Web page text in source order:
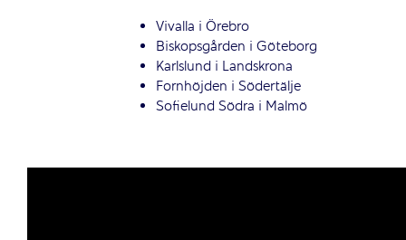
Vivalla i Örebro
Biskopsgården i Göteborg
Karlslund i Landskrona
Fornhöjden i Södertälje
Sofielund Södra i Malmö